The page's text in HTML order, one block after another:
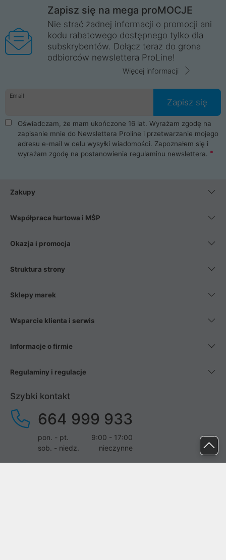
Zapisz się na mega proMOCJE
Nie strać żadnej informacji o promocji ani
kodu rabatowego dostępnego tylko dla
subskrybentów. Dołącz teraz do grona
odbiorców newslettera ProLine!
Więcej informacji
Email
Zapisz się
Oświadczam, że mam ukończone 16 lat. Wyrażam zgodę na
zapisanie mnie do Newslettera Proline i przetwarzanie mojego
adresu e-mail w celu wysyłki wiadomości. Zapoznałem się i
wyrażam zgodę na postanowienia regulaminu newslettera.
Zakupy
Współpraca hurtowa i MŚP
Okazja i promocja
Struktura strony
Sklepy marek
Wsparcie klienta i serwis
Informacje o firmie
Regulaminy i regulacje
Szybki kontakt
664 999 933
pon. - pt.
9:00 - 17:00
sob. - niedz.
nieczynne